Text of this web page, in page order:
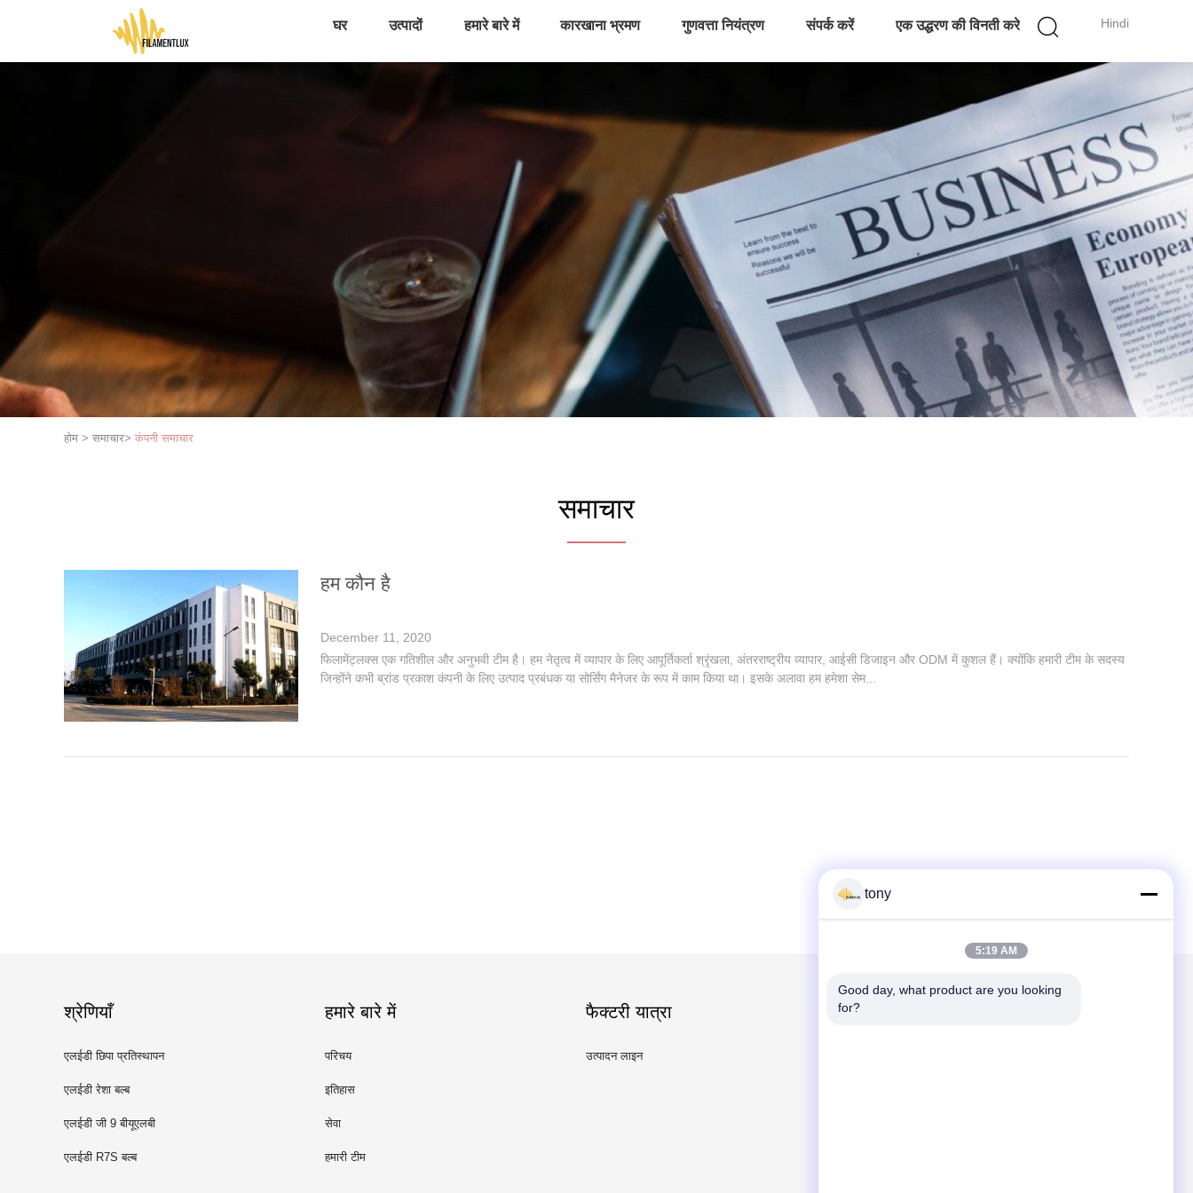
Hindi
घर उत्पादों हमारे बारे में कारखाना भ्रमण गुणवत्ता नियंत्रण संपर्क करें एक उद्धरण की विनती करे
होम > समाचार> कंपनी समाचार
समाचार
हम कौन है
December 11, 2020
फिलामेंट्लक्स एक गतिशील और अनुभवी टीम है। हम नेतृत्व में व्यापार के लिए आपूर्तिकर्ता श्रृंखला, अंतरराष्ट्रीय व्यापार, आईसी डिजाइन और ODM में कुशल हैं। क्योंकि हमारी टीम के सदस्य
जिन्होंने कभी ब्रांड प्रकाश कंपनी के लिए उत्पाद प्रबंधक या सोर्सिंग मैनेजर के रूप में काम किया था। इसके अलावा हम हमेशा सेम...
श्रेणियाँ
एलईडी छिपा प्रतिस्थापन
एलईडी रेशा बल्ब
एलईडी जी 9 बीयूएलबी
एलईडी R7S बल्ब
हमारे बारे में
परिचय
इतिहास
सेवा
हमारी टीम
फैक्टरी यात्रा
उत्पादन लाइन
हमें मेल करें
tony
5:19 AM
Good day, what product are you looking
for?